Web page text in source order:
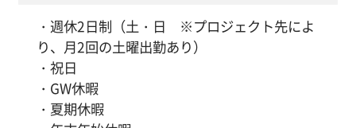
・週休2日制（土・日 ※プロジェクト先によ
り、月2回の土曜出勤あり）
・祝日
・GW休暇
・夏期休暇